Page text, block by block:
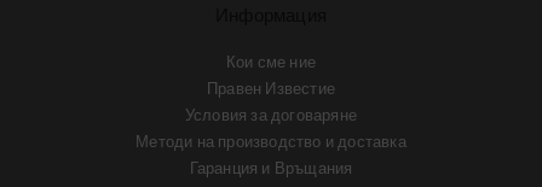
Кои сме ние
Правен Известие
Условия за договаряне
Методи на производство и доставка
Гаранция и Връщания